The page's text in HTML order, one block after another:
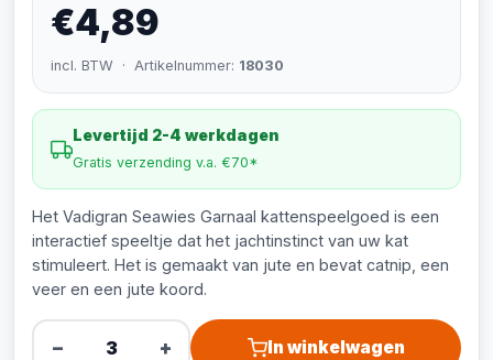
€4,89
incl. BTW · Artikelnummer: 18030
Levertijd 2-4 werkdagen
Gratis verzending v.a. €70*
Het Vadigran Seawies Garnaal kattenspeelgoed is een
interactief speeltje dat het jachtinstinct van uw kat
stimuleert. Het is gemaakt van jute en bevat catnip, een
veer en een jute koord.
− + In winkelwagen